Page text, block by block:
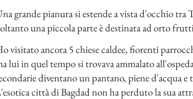
grande pianura si estende a vista d'occhio
una piccola parte è destinata ad orto
visitato ancora 5 chiese caldee, fiorenti
lui in quel tempo si trovava ammalato
diventano un pantano, piene d'acqua
città di Bagdad non ha perduto la sua